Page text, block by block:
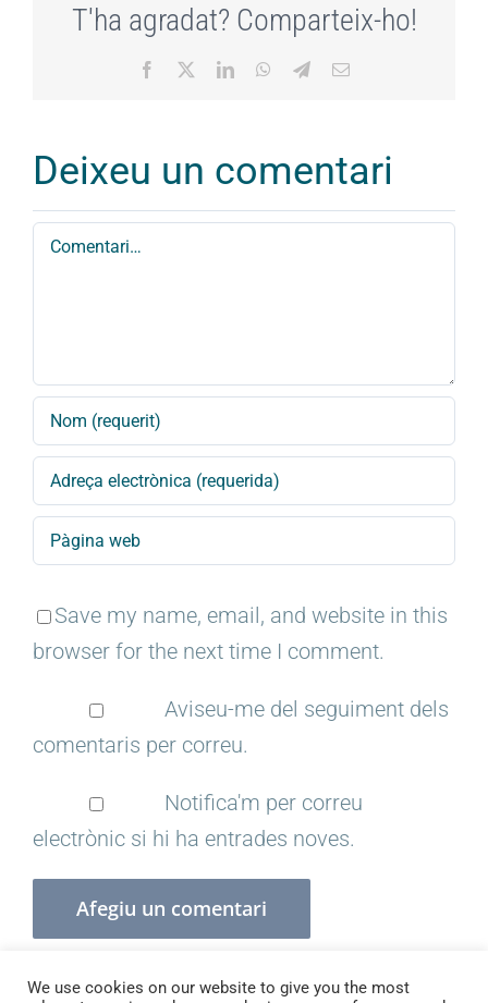
T'ha agradat? Comparteix-ho!
Facebook LinkedInWhatsApp
TelegramEmail:
Deixeu un comentari
Comment
Save my name, email, and website in this
browser for the next time I comment.
Aviseu-me del seguiment dels
comentaris per correu.
Notifica'm per correu
electrònic si hi ha entrades noves.
We use cookies on our website to give you the most